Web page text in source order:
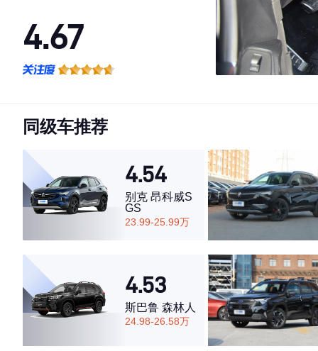
4.67
·空间表现一般，低于55%同级车
同级车推荐
4.54
别克 昂科威S
GS
23.99-25.99万
4.53
斯巴鲁 森林人
24.98-26.58万